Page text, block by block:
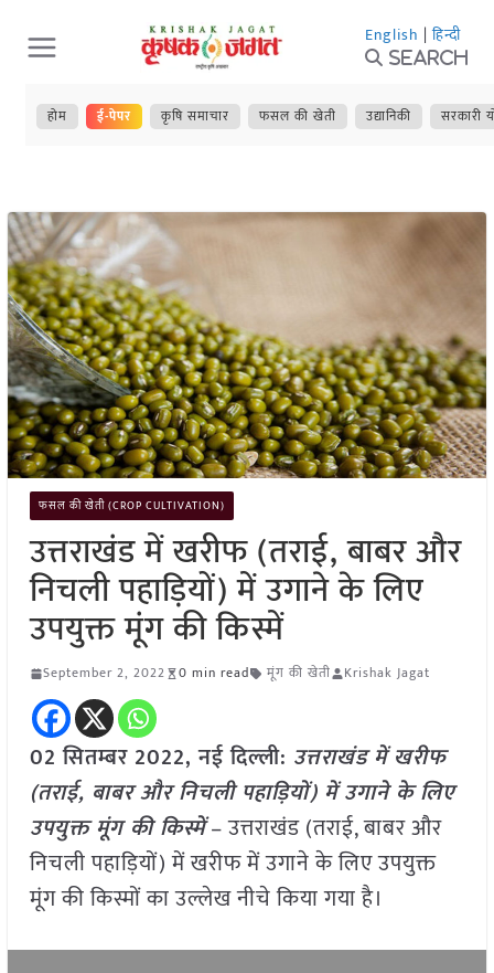
Skip
to
content
English | हिन्दी
Search
होम ई-पेपर कृषि समाचार फसल की खेती उद्यानिकी सरकारी
फसल की खेती (CROP CULTIVATION)
उत्तराखंड में खरीफ (तराई, बाबर और
निचली पहाड़ियों) में उगाने के लिए
उपयुक्त मूंग की किस्में
September 2, 2022 0 min read मूंग की खेती Krishak Jagat
02 सितम्बर 2022, नई दिल्ली: उत्तराखंड में खरीफ
(तराई, बाबर और निचली पहाड़ियों) में उगाने के लिए
उपयुक्त मूंग की किस्में– उत्तराखंड (तराई, बाबर और
निचली पहाड़ियों) में खरीफ में उगाने के लिए उपयुक्त
मूंग की किस्मों का उल्लेख नीचे किया गया है।